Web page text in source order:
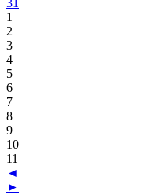
31
1
2
3
4
5
6
7
8
9
10
11
◄
►